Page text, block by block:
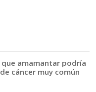
amamantar podría
cáncer muy común